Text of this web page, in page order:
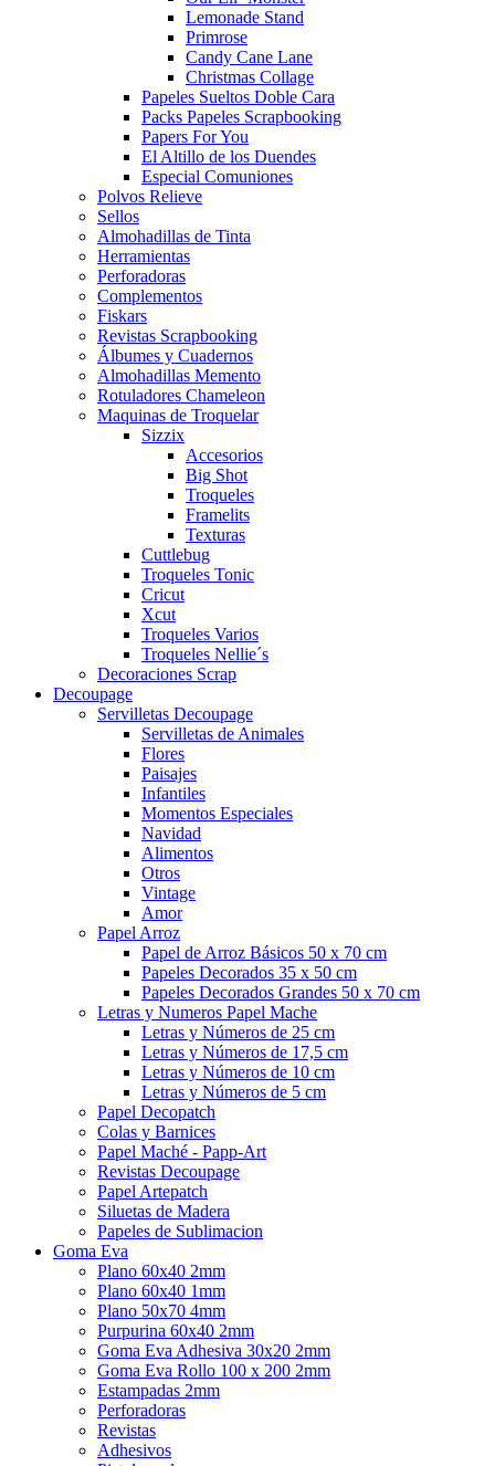
Lemonade Stand
Primrose
Candy Cane Lane
Christmas Collage
Papeles Sueltos Doble Cara
Packs Papeles Scrapbooking
Papers For You
El Altillo de los Duendes
Especial Comuniones
Polvos Relieve
Sellos
Almohadillas de Tinta
Herramientas
Perforadoras
Complementos
Fiskars
Revistas Scrapbooking
Álbumes y Cuadernos
Almohadillas Memento
Rotuladores Chameleon
Maquinas de Troquelar
Sizzix
Accesorios
Big Shot
Troqueles
Framelits
Texturas
Cuttlebug
Troqueles Tonic
Cricut
Xcut
Troqueles Varios
Troqueles Nellie´s
Decoraciones Scrap
Decoupage
Servilletas Decoupage
Servilletas de Animales
Flores
Paisajes
Infantiles
Momentos Especiales
Navidad
Alimentos
Otros
Vintage
Amor
Papel Arroz
Papel de Arroz Básicos 50 x 70 cm
Papeles Decorados 35 x 50 cm
Papeles Decorados Grandes 50 x 70 cm
Letras y Numeros Papel Mache
Letras y Números de 25 cm
Letras y Números de 17,5 cm
Letras y Números de 10 cm
Letras y Números de 5 cm
Papel Decopatch
Colas y Barnices
Papel Maché - Papp-Art
Revistas Decoupage
Papel Artepatch
Siluetas de Madera
Papeles de Sublimacion
Goma Eva
Plano 60x40 2mm
Plano 60x40 1mm
Plano 50x70 4mm
Purpurina 60x40 2mm
Goma Eva Adhesiva 30x20 2mm
Goma Eva Rollo 100 x 200 2mm
Estampadas 2mm
Perforadoras
Revistas
Adhesivos